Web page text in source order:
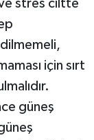
ve stres ciltte
için sırt
güneş